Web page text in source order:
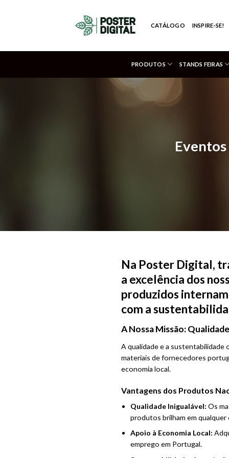
CATÁLOGO INSPIRE-SE!
PRODUTOS STANDS FEIRAS
Na Poster Digital,
a excelência dos
produzidos
com a
A Nossa Missão:
A qualidade e a sustentabilidade
materiais de fornecedores
economia local.
Vantagens dos Produtos
Qualidade Inigualável: Os
produtos brilham em
Apoio à Economia Local:
emprego em Portugal.